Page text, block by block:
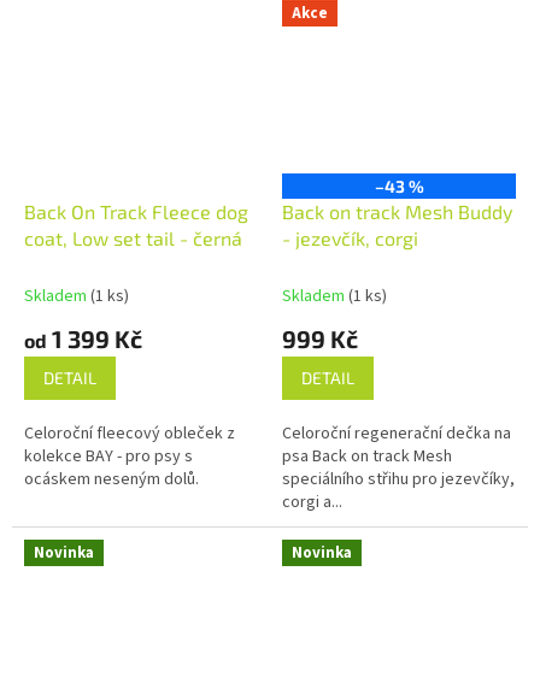
Back On Track Fleece dog
coat, Low set tail - černá
Skladem (1 ks)
od 1 399 Kč
DETAIL
Celoroční fleecový obleček z
kolekce BAY - pro psy s
ocáskem neseným dolů.
Akce
–43 %
Back on track Mesh Buddy
- jezevčík, corgi
Skladem (1 ks)
999 Kč
DETAIL
Celoroční regenerační dečka na
psa Back on track Mesh
speciálního střihu pro jezevčíky,
corgi a...
Novinka Novinka